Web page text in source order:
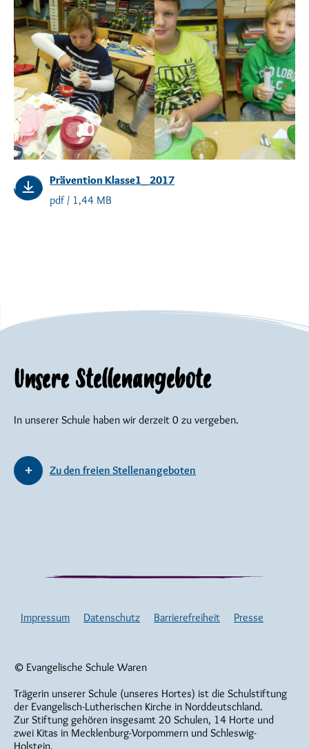
Prävention Klasse1_ 2017
pdf / 1,44 MB
Unsere Stellenangebote
In unserer Schule haben wir derzeit 0 zu vergeben.
Zu den freien Stellenangeboten
© Evangelische Schule Waren
Trägerin unserer Schule (unseres Hortes) ist die Schulstiftung
der Evangelisch-Lutherischen Kirche in Norddeutschland.
Zur Stiftung gehören insgesamt 20 Schulen, 14 Horte und
zwei Kitas in Mecklenburg-Vorpommern und Schleswig-
Holstein.
Impressum Datenschutz Barrierefreiheit Presse